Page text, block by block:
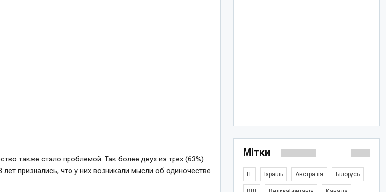
также стало проблемой. Так более двух из трех (63%)
признались, что у них возникали мысли об одиночестве
Мітки
IT Ізраїль Австралія Білорусь